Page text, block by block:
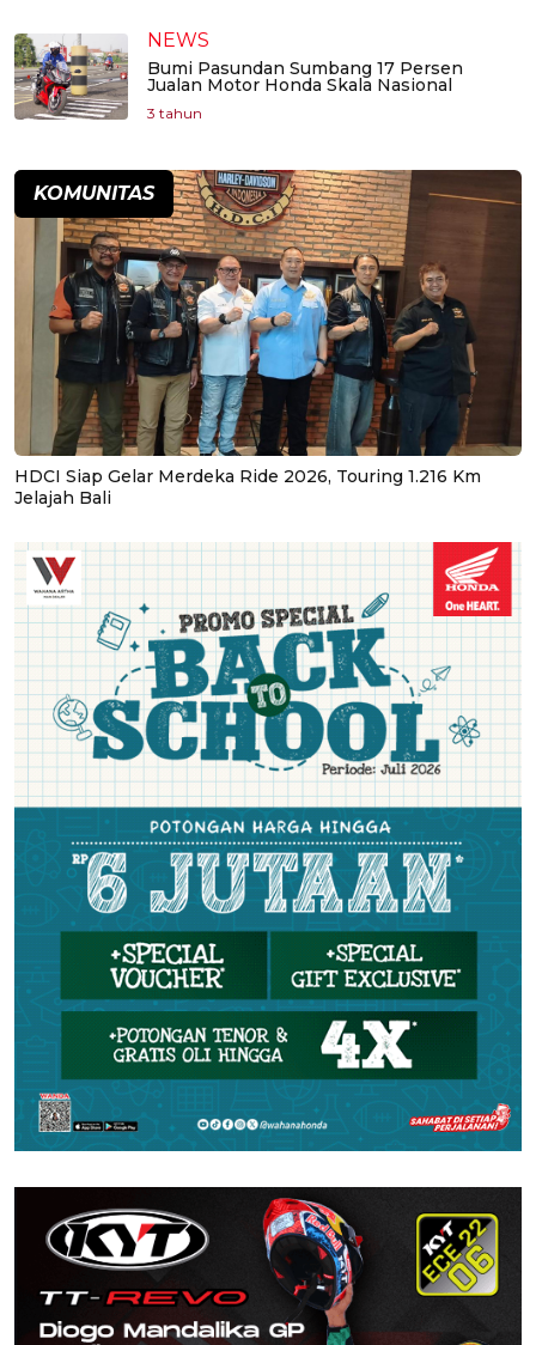
NEWS
Bumi Pasundan Sumbang 17 Persen
Jualan Motor Honda Skala Nasional
3 tahun
KOMUNITAS
HDCI Siap Gelar Merdeka Ride 2026, Touring 1.216 Km
Jelajah Bali